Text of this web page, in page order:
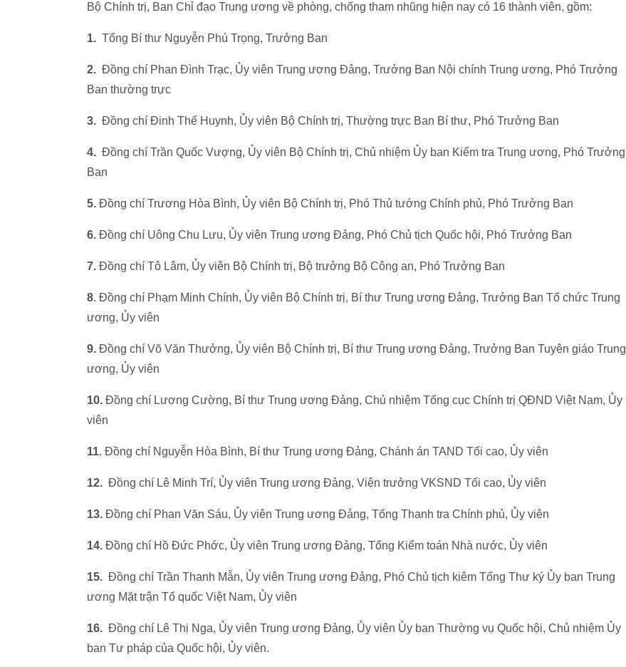
Bộ Chính trị, Ban Chỉ đạo Trung ương về phòng, chống tham nhũng hiện nay có 16 thành viên, gồm:
1. Tổng Bí thư Nguyễn Phú Trọng, Trưởng Ban
2. Đồng chí Phan Đình Trạc, Ủy viên Trung ương Đảng, Trưởng Ban Nội chính Trung ương, Phó Trưởng
Ban thường trực
3. Đồng chí Đinh Thế Huynh, Ủy viên Bộ Chính trị, Thường trực Ban Bí thư, Phó Trưởng Ban
4. Đồng chí Trần Quốc Vượng, Ủy viên Bộ Chính trị, Chủ nhiệm Ủy ban Kiểm tra Trung ương, Phó Trưởng
Ban
5. Đồng chí Trương Hòa Bình, Ủy viên Bộ Chính trị, Phó Thủ tướng Chính phủ, Phó Trưởng Ban
6. Đồng chí Uông Chu Lưu, Ủy viên Trung ương Đảng, Phó Chủ tịch Quốc hội, Phó Trưởng Ban
7. Đồng chí Tô Lâm, Ủy viên Bộ Chính trị, Bộ trưởng Bộ Công an, Phó Trưởng Ban
8. Đồng chí Phạm Minh Chính, Ủy viên Bộ Chính trị, Bí thư Trung ương Đảng, Trưởng Ban Tổ chức Trung
ương, Ủy viên
9. Đồng chí Võ Văn Thưởng, Ủy viên Bộ Chính trị, Bí thư Trung ương Đảng, Trưởng Ban Tuyên giáo Trung
ương, Ủy viên
10. Đồng chí Lương Cường, Bí thư Trung ương Đảng, Chủ nhiệm Tổng cục Chính trị QĐND Việt Nam, Ủy
viên
11. Đồng chí Nguyễn Hòa Bình, Bí thư Trung ương Đảng, Chánh án TAND Tối cao, Ủy viên
12. Đồng chí Lê Minh Trí, Ủy viên Trung ương Đảng, Viện trưởng VKSND Tối cao, Ủy viên
13. Đồng chí Phan Văn Sáu, Ủy viên Trung ương Đảng, Tổng Thanh tra Chính phủ, Ủy viên
14. Đồng chí Hồ Đức Phớc, Ủy viên Trung ương Đảng, Tổng Kiểm toán Nhà nước, Ủy viên
15. Đồng chí Trần Thanh Mẫn, Ủy viên Trung ương Đảng, Phó Chủ tịch kiêm Tổng Thư ký Ủy ban Trung
ương Mặt trận Tổ quốc Việt Nam, Ủy viên
16. Đồng chí Lê Thị Nga, Ủy viên Trung ương Đảng, Ủy viên Ủy ban Thường vụ Quốc hội, Chủ nhiệm Ủy
ban Tư pháp của Quốc hội, Ủy viên.